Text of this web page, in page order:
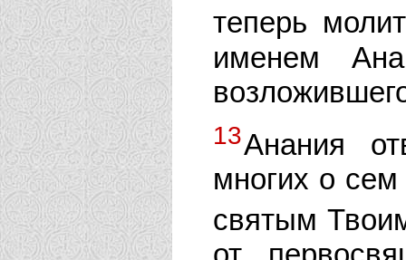
теперь
именем
13Анания
многих о сем
святым